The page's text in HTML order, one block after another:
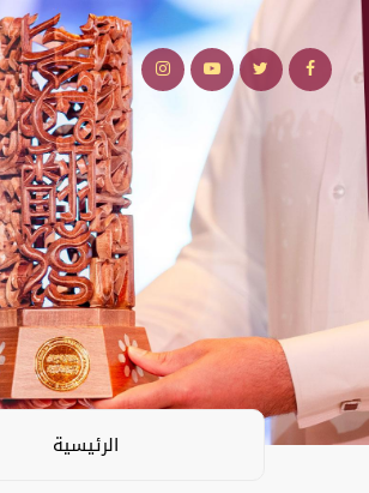
الرئيسية